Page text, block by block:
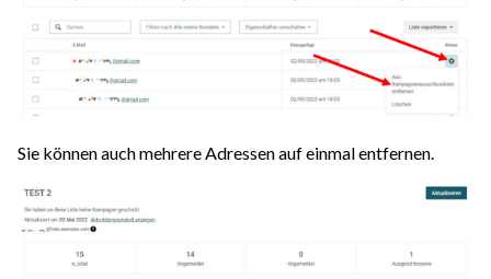
Sie können auch mehrere Adressen auf einmal entfernen.